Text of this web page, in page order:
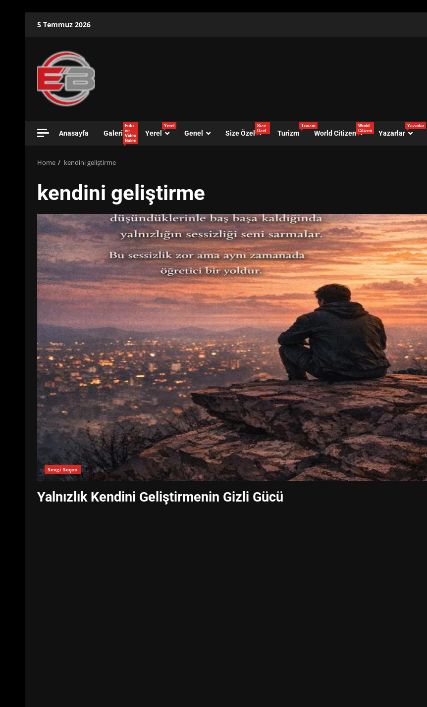
5 Temmuz 2026
Anasayfa Galeri
Foto
ve
Video
Galeri
Yerel
Yerel
Genel Size Özel
Size
Özel
Turizm
Turizm
World Citizen
World
Citizen
Yazarlar
Yazarlar
Home kendini geliştirme
kendini geliştirme
Sevgi Seçen
Yalnızlık Kendini Geliştirmenin Gizli Gücü